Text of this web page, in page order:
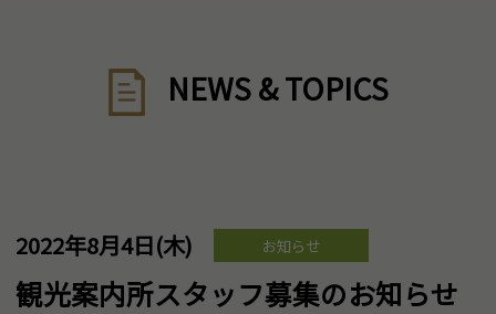
NEWS & TOPICS
2022年8月4日(木) お知らせ
観光案内所スタッフ募集のお知らせ